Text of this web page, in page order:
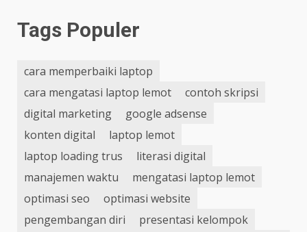
Tags Populer
cara memperbaiki laptop
cara mengatasi laptop lemot
contoh skripsi
digital marketing
google adsense
konten digital
laptop lemot
laptop loading trus
literasi digital
manajemen waktu
mengatasi laptop lemot
optimasi seo
optimasi website
pengembangan diri
presentasi kelompok